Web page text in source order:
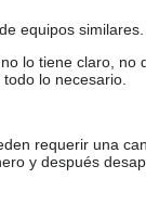
equipos similares.
lo tiene claro,
lo necesario.
requerir una
y después